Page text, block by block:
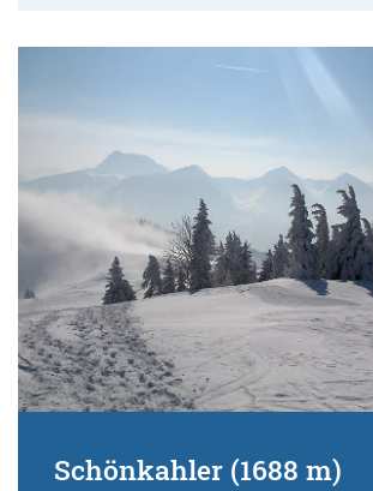
Schönkahler (1688 m)